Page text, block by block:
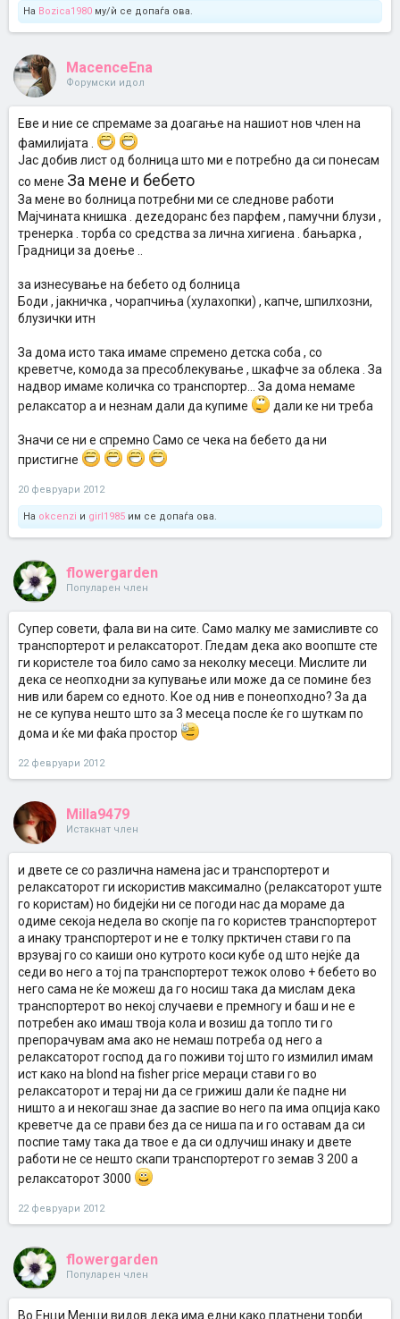
На Bozica1980 му/ѝ се допаѓа ова.
MacenceEna
Форумски идол
Еве и ние се спремаме за доагање на нашиот нов член на
фамилијата .
Јас добив лист од болница што ми е потребно да си понесам
со мене За мене и бебето
За мене во болница потребни ми се следнове работи
Мајчината книшка . деzедоранс без парфем , памучни блузи ,
тренерка . торба со средства за лична хигиена . бањарка ,
Градници за доење ..
за изнесување на бебето од болница
Боди , јакничка , чорапчиња (хулахопки) , капче, шпилхозни,
блузички итн
За дома исто така имаме спремено детска соба , со
креветче, комода за пресоблекување , шкафче за облека . За
надвор имаме количка со транспортер... За дома немаме
релаксатор а и незнам дали да купиме
дали ке ни треба
Значи се ни е спремно Само се чека на бебето да ни
пристигне
20 февруари 2012
На okcenzi и girl1985 им се допаѓа ова.
flowergarden
Популарен член
Супер совети, фала ви на сите. Само малку ме замисливте со
транспортерот и релаксаторот. Гледам дека ако воопште сте
ги користеле тоа било само за неколку месеци. Мислите ли
дека се неопходни за купување или може да се помине без
нив или барем со едното. Кое од нив е понеопходно? За да
не се купува нешто што за 3 месеца после ќе го шуткам по
дома и ќе ми фаќа простор
22 февруари 2012
Milla9479
Истакнат член
и двете се со различна намена јас и транспортерот и
релаксаторот ги искористив максимално (релаксаторот уште
го користам) но бидејќи ни се погоди нас да мораме да
одиме секоја недела во скопје па го користев транспортерот
а инаку транспортерот и не е толку прктичен стави го па
врзувај го со каиши оно кутрото коси кубе од што нејќе да
седи во него а тој па транспортерот тежок олово + бебето во
него сама не ќе можеш да го носиш така да мислам дека
транспортерот во некој случаеви е премногу и баш и не е
потребен ако имаш твоја кола и возиш да топло ти го
препорачувам ама ако не немаш потреба од него а
релаксаторот господ да го поживи тој што го измилил имам
ист како на blond на fisher price мераци стави го во
релаксаторот и терај ни да се грижиш дали ќе падне ни
ништо а и некогаш знае да заспие во него па има опција како
креветче да се прави без да се ниша па и го оставам да си
поспие таму така да твое е да си одлучиш инаку и двете
работи не се нешто скапи транспортерот го земав 3 200 а
релаксаторот 3000
22 февруари 2012
flowergarden
Популарен член
Во Енци Менци видов дека има едни како платнени торби